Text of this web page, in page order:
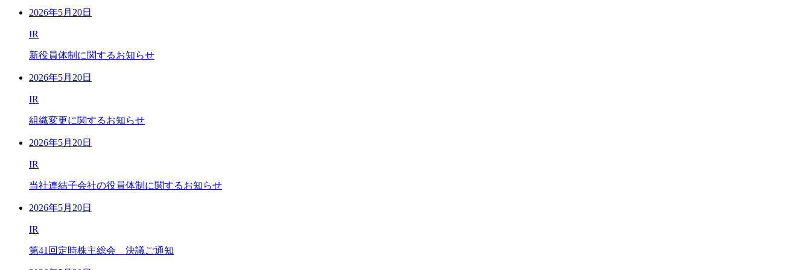
2026年5月20日
IR
新役員体制に関するお知らせ
2026年5月20日
IR
組織変更に関するお知らせ
2026年5月20日
IR
当社連結子会社の役員体制に関するお知らせ
2026年5月20日
IR
第41回定時株主総会 決議ご通知